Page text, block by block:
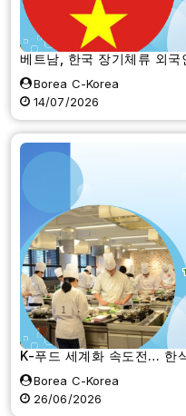
베트남, 한국 장기체류 외국
Borea C-Korea
14/07/2026
K-푸드 세계화 속도전… 한
Borea C-Korea
26/06/2026